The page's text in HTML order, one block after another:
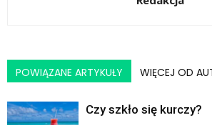
POWIĄZANE ARTYKUŁY WIĘCEJ OD
Czy szkło się kurczy?